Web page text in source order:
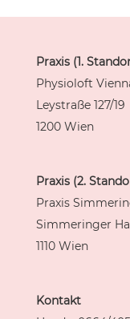
Praxis (1.
Physioloft
Leystraße 127/19
1200 Wien
Praxis (2.
Praxis
Simmeringer
1110 Wien
Kontakt